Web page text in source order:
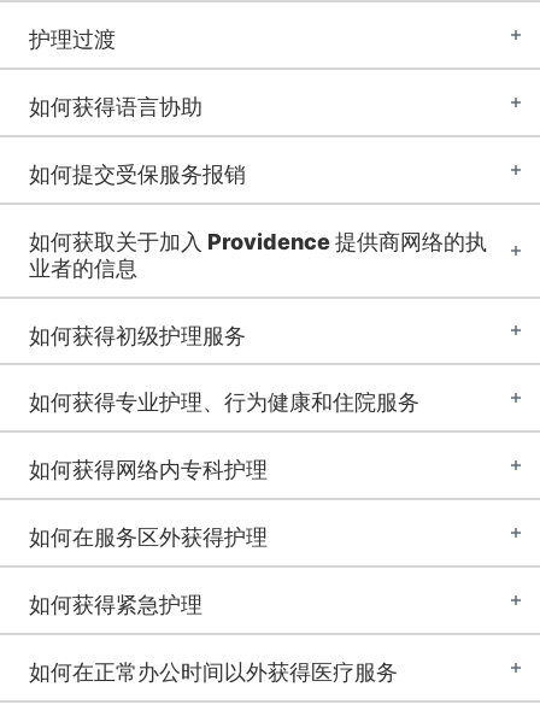
护理过渡
如何获得语言协助
如何提交受保服务报销
如何获取关于加入 Providence 提供商网络的执
业者的信息
如何获得初级护理服务
如何获得专业护理、行为健康和住院服务
如何获得网络内专科护理
如何在服务区外获得护理
如何获得紧急护理
如何在正常办公时间以外获得医疗服务